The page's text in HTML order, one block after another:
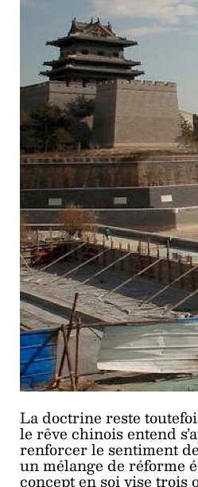
La doctrine reste
le rêve chinois entend
renforcer le sentiment
un mélange de réforme
concept en soi vise trois